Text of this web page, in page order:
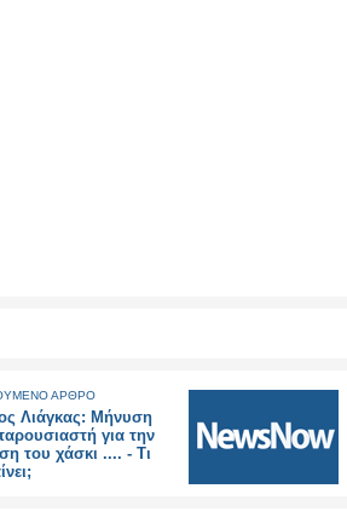
ΑΡΘΡΟ
Λιάγκας: Μήνυση
για την
του χάσκι .... - Τι